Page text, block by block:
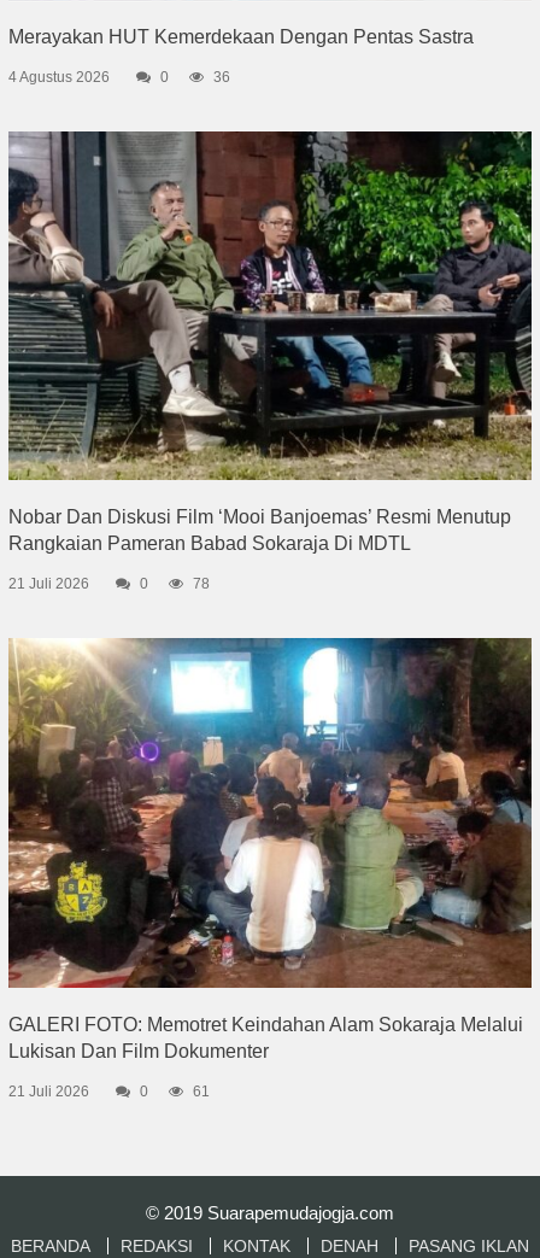
Merayakan HUT Kemerdekaan Dengan Pentas Sastra
4 Agustus 2026 0 36
Nobar Dan Diskusi Film ‘Mooi Banjoemas’ Resmi Menutup
Rangkaian Pameran Babad Sokaraja Di MDTL
21 Juli 2026 0 78
GALERI FOTO: Memotret Keindahan Alam Sokaraja Melalui
Lukisan Dan Film Dokumenter
21 Juli 2026 0 61
© 2019 Suarapemudajogja.com
BERANDA REDAKSI KONTAK DENAH PASANG IKLAN